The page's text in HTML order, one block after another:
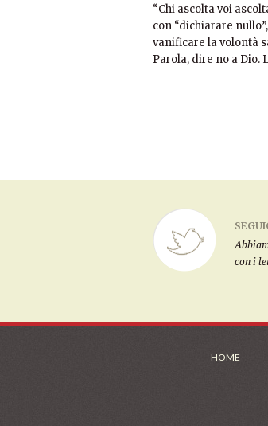
“Chi ascolta voi
con “dichiarare
vanificare la volontà
Parola, dire no a Dio.
con i
HOME